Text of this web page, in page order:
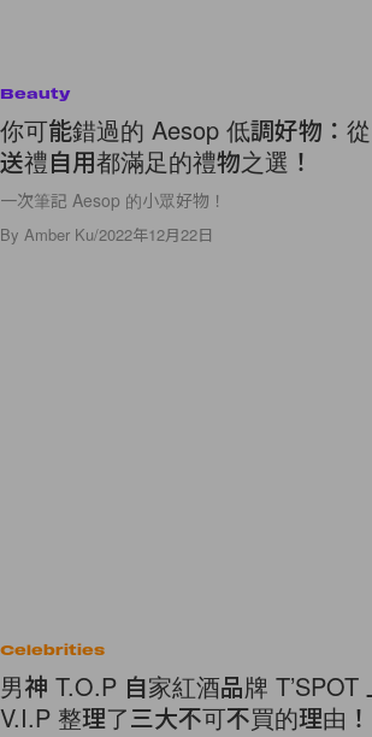
Beauty
你可能錯過的 Aesop 低調好物：
送禮自用都滿足的禮物之選！
一次筆記 Aesop 的小眾好物！
By Amber Ku/2022年12月22日
Celebrities
男神 T.O.P 自家紅酒品牌 T’SPOT
V.I.P 整理了三大不可不買的理由！